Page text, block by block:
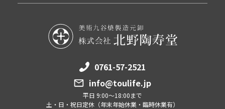
0761-57-2521
info@toulife.jp
平日 9:00～18:00まで
土・日・祝日定休（年末年始休業・臨時休業有）